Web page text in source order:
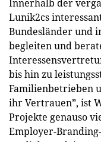
Innerhalb der
Lunik2cs
Bundesländer und
begleiten und
bis hin zu
Familienbetrieben
ihr Vertrauen”, ist
Projekte genauso
Employer-